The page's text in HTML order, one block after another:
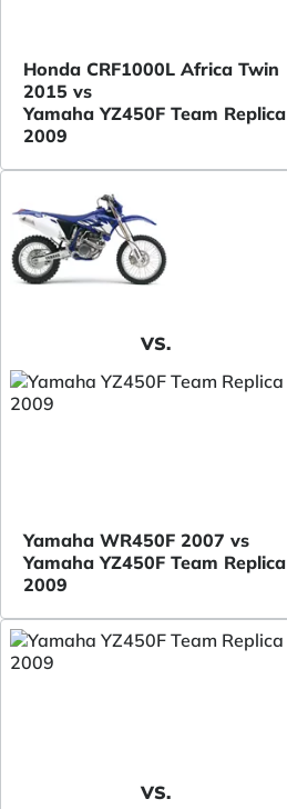
Honda CRF1000L Africa Twin
2015 vs
Yamaha YZ450F Team Replica
2009
VS.
Yamaha WR450F 2007 vs
Yamaha YZ450F Team Replica
2009
VS.